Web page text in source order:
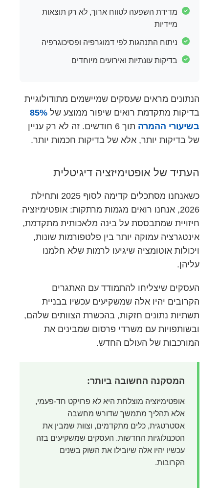
מדידת השפעה לטווח ארוך, לא רק תוצאות
מיידיות
ניתוח התנהגות לפי דמוגרפיה ופסיכוגרפיה
בדיקות עונתיות ואירועים מיוחדים
הנתונים מראים שעסקים שמיישמים מתודולוגיית
בדיקות מתקדמת רואים שיפור ממוצע של 85%
בשיעורי ההמרה
תוך 6 חודשים. זה לא רק עניין
של בדיקות יותר, אלא של בדיקות חכמות יותר.
העתיד של אופטימיזציה דיגיטלית
כשאנחנו מסתכלים קדימה לסוף 2025 ותחילת
2026, אנחנו רואים מגמות מרתקות: אופטימיזציה
חיזויית שמתבססת על בינה מלאכותית מתקדמת,
אינטגרציה עמוקה יותר בין פלטפורמות שונות,
ויכולות אוטומציה שיגיעו לרמות שלא חלמנו
עליהן.
העסקים שיצליחו להתמודד עם האתגרים
הקרובים יהיו אלה שמשקיעים עכשיו בבניית
תשתיות נתונים חזקות, בהכשרת הצוותים שלהם,
ובשותפויות עם משרדי פרסום שמבינים את
המורכבות של העולם החדש.
המסקנה החשובה ביותר:
אופטימיזציה מוצלחת היא לא פרויקט חד-פעמי,
אלא תהליך מתמשך שדורש מחשבה
אסטרטגית, כלים מתקדמים, וצוות שמבין את
הטכנולוגיות החדשות. העסקים שמשקיעים בזה
עכשיו יהיו אלה שיובילו את השוק בשנים
הקרובות.